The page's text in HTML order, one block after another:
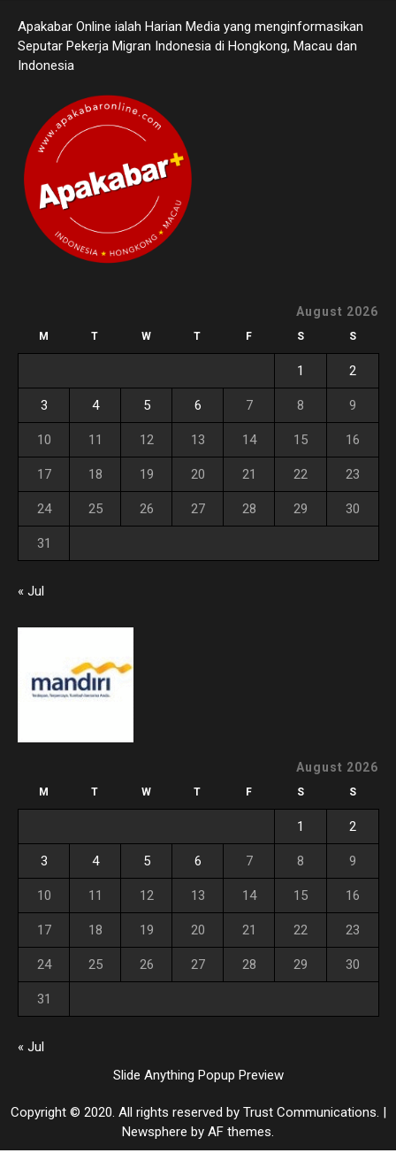
Apakabar Online ialah Harian Media yang menginformasikan
Seputar Pekerja Migran Indonesia di Hongkong, Macau dan
Indonesia
August 2026
M T W T F S S
1 2
3 4 5 6 7 8 9
10 11 12 13 14 15 16
17 18 19 20 21 22 23
24 25 26 27 28 29 30
31
« Jul
August 2026
M T W T F S S
1 2
3 4 5 6 7 8 9
10 11 12 13 14 15 16
17 18 19 20 21 22 23
24 25 26 27 28 29 30
31
« Jul
Slide Anything Popup Preview
Copyright © 2020. All rights reserved by Trust Communications. |
Newsphere by AF themes.